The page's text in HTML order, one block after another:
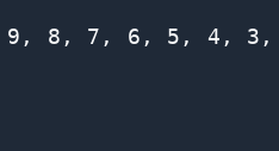
8, 7, 6, 5, 4, 3,